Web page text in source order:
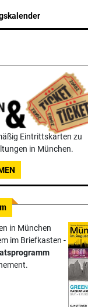
Eintrittskarten zu
in München.
in München
im Briefkasten -